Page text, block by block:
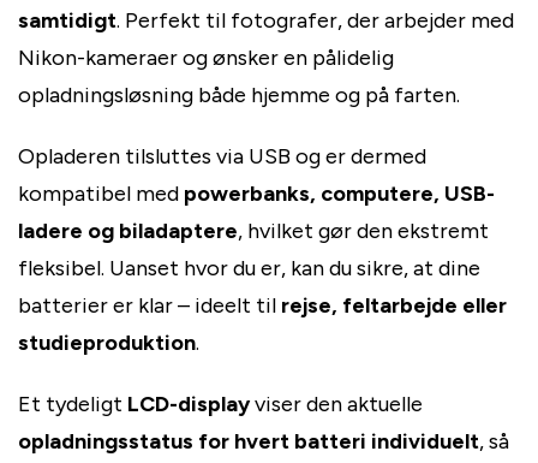
samtidigt. Perfekt til fotografer, der arbejder med
Nikon-kameraer og ønsker en pålidelig
opladningsløsning både hjemme og på farten.
Opladeren tilsluttes via USB og er dermed
kompatibel med powerbanks, computere, USB-
ladere og biladaptere, hvilket gør den ekstremt
fleksibel. Uanset hvor du er, kan du sikre, at dine
batterier er klar – ideelt til rejse, feltarbejde eller
studieproduktion.
Et tydeligt LCD-displayviser den aktuelle
opladningsstatus for hvert batteri individuelt, så